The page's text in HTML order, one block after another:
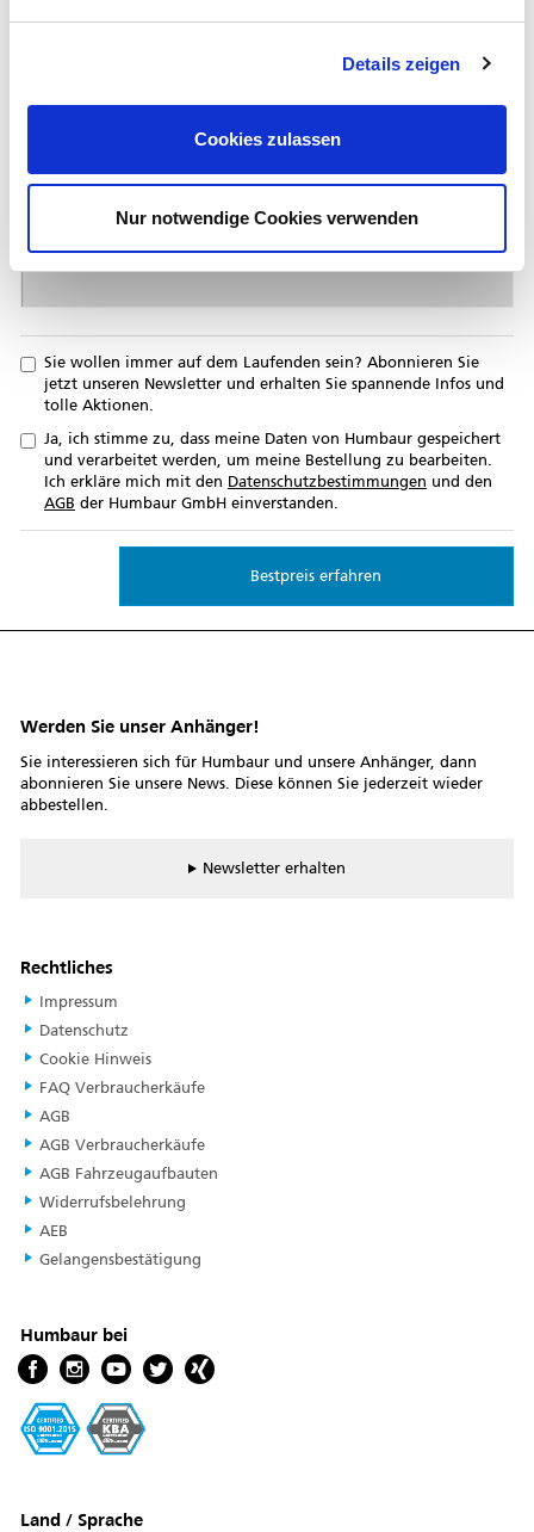
Details zeigen
Cookies zulassen
Nur notwendige Cookies verwenden
Sie wollen immer auf dem Laufenden sein? Abonnieren Sie
jetzt unseren Newsletter und erhalten Sie spannende Infos und
tolle Aktionen.
Ja, ich stimme zu, dass meine Daten von Humbaur gespeichert
und verarbeitet werden, um meine Bestellung zu bearbeiten.
Ich erkläre mich mit den Datenschutzbestimmungen und den
AGB der Humbaur GmbH einverstanden.
Werden Sie unser Anhänger!
Sie interessieren sich für Humbaur und unsere Anhänger, dann
abonnieren Sie unsere News. Diese können Sie jederzeit wieder
abbestellen.
Newsletter erhalten
Rechtliches
Impressum
Datenschutz
Cookie Hinweis
FAQ Verbraucherkäufe
AGB
AGB Verbraucherkäufe
AGB Fahrzeugaufbauten
Widerrufsbelehrung
AEB
Gelangensbestätigung
Humbaur bei
Land / Sprache